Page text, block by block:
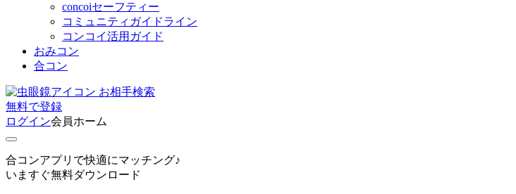
concoiセーフティー
コミュニティガイドライン
コンコイ活用ガイド
おみコン
合コン
お相手検索
無料で登録
ログイン会員ホーム
合コンアプリで快適にマッチング♪
いますぐ無料ダウンロード